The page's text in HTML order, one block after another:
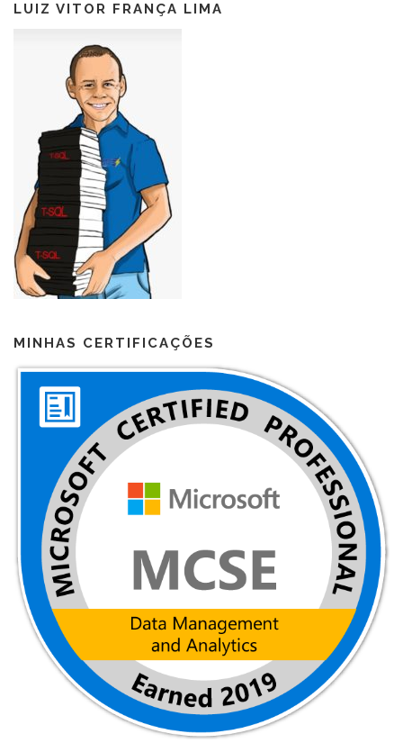
LUIZ VITOR FRANÇA LIMA
MINHAS CERTIFICAÇÕES